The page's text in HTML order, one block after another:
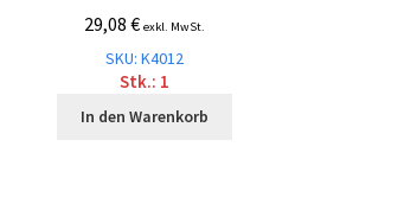
29,08€ exkl. MwSt.
SKU: K4012
Stk.: 1
In den Warenkorb